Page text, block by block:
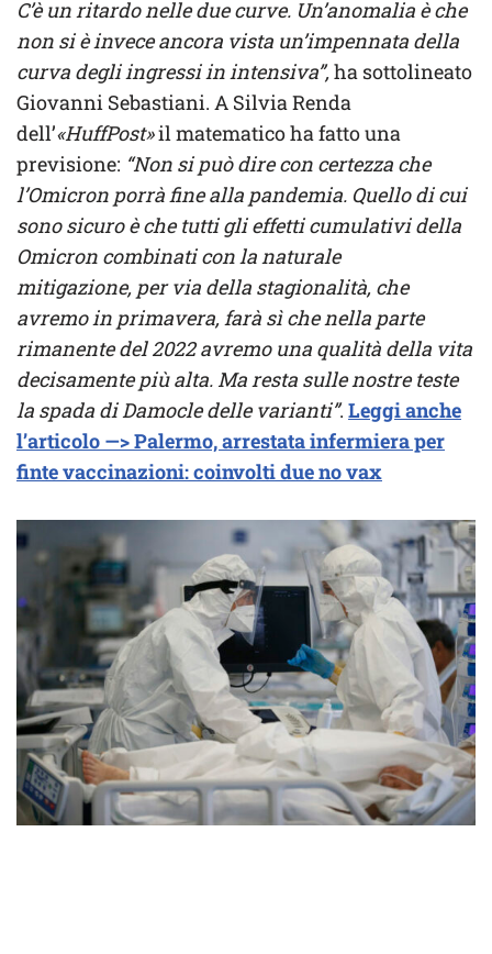
C’è un ritardo nelle due curve. Un’anomalia è che
non si è invece ancora vista un’impennata della
curva degli ingressi in intensiva”,ha sottolineato
Giovanni Sebastiani. A Silvia Renda
dell’«HuffPost»il matematico ha fatto una
previsione: “Non si può dire con certezza che
l’Omicron porrà fine alla pandemia. Quello di cui
sono sicuro è che tutti gli effetti cumulativi della
Omicron combinati con la naturale
mitigazione, per via della stagionalità, che
avremo in primavera, farà sì che nella parte
rimanente del 2022 avremo una qualità della vita
decisamente più alta. Ma resta sulle nostre teste
la spada di Damocle delle varianti”. Leggi anche
l’articolo —> Palermo, arrestata infermiera per
finte vaccinazioni: coinvolti due no vax